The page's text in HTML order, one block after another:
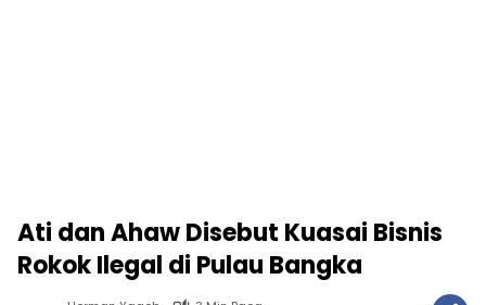
Ati dan Ahaw Disebut Kuasai Bisnis
Rokok Ilegal di Pulau Bangka